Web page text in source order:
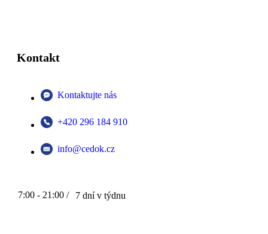
Kontakt
Kontaktujte nás
+420 296 184 910
info@cedok.cz
7:00 - 21:00 / 7 dní v týdnu